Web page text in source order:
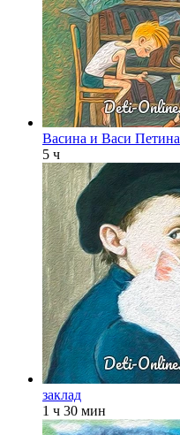
Васина и Васи Петина
5 ч
заклад
1 ч 30 мин